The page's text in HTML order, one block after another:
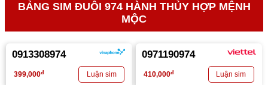
BẢNG SIM ĐUÔI 974 HÀNH THỦY HỢP MỆNH
MỘC
0913308974
399,000đ
0971190974
410,000đ